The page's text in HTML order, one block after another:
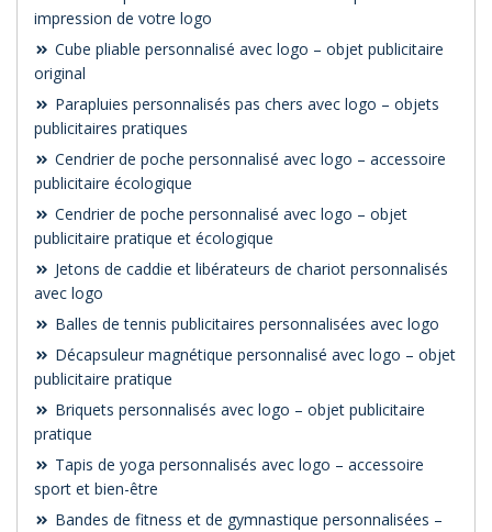
impression de votre logo
Cube pliable personnalisé avec logo – objet publicitaire
original
Parapluies personnalisés pas chers avec logo – objets
publicitaires pratiques
Cendrier de poche personnalisé avec logo – accessoire
publicitaire écologique
Cendrier de poche personnalisé avec logo – objet
publicitaire pratique et écologique
Jetons de caddie et libérateurs de chariot personnalisés
avec logo
Balles de tennis publicitaires personnalisées avec logo
Décapsuleur magnétique personnalisé avec logo – objet
publicitaire pratique
Briquets personnalisés avec logo – objet publicitaire
pratique
Tapis de yoga personnalisés avec logo – accessoire
sport et bien-être
Bandes de fitness et de gymnastique personnalisées –